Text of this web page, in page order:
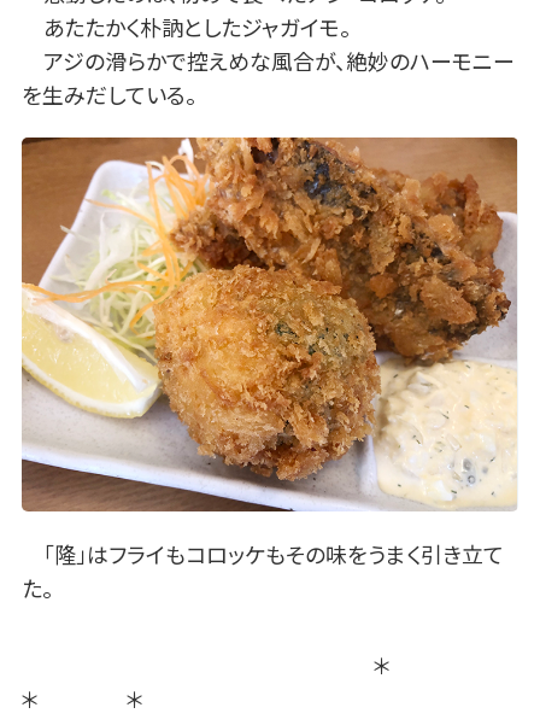
あたたかく朴訥としたジャガイモ。
アジの滑らかで控えめな風合が、絶妙のハーモニー
を生みだしている。
「隆」はフライもコロッケもその味をうまく引き立て
た。
＊
＊ ＊